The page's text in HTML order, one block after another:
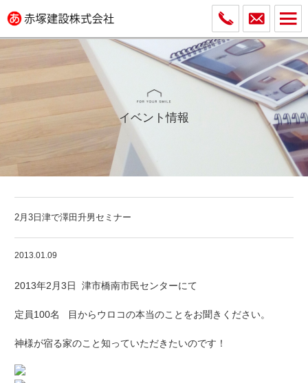
イベント情報
2月3日津で澤田升男セミナー
2013.01.09
2013年2月3日 津市橋南市民センターにて
定員100名 目からウロコの本当のことをお聞きください。
神様が宿る家のこと知っていただきたいのです！